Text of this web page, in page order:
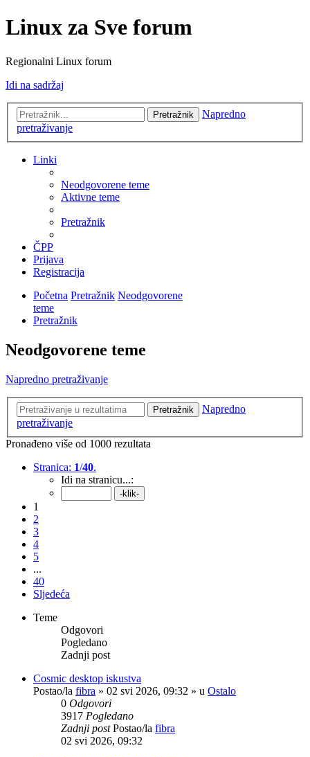
Linux za Sve forum
Regionalni Linux forum
Idi na sadržaj
Pretražnik
Napredno
pretraživanje
Linki
Neodgovorene teme
Aktivne teme
Pretražnik
ČPP
Prijava
Registracija
Početna Pretražnik Neodgovorene
teme
Pretražnik
Neodgovorene teme
Napredno pretraživanje
Pretražnik
Napredno
pretraživanje
Pronađeno više od 1000 rezultata
Stranica: 1/40.
Idi na stranicu...:
1
2
3
4
5
...
40
Sljedeća
Teme
Odgovori
Pogledano
Zadnji post
Cosmic desktop iskustva
Postao/la fibra » 02 svi 2026, 09:32 » u Ostalo
0 Odgovori
3917 Pogledano
Zadnji postPostao/la fibra
02 svi 2026, 09:32